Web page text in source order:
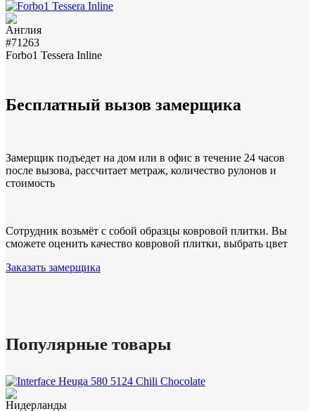
#71263
Forbo1 Tessera Inline
Бесплатный вызов замерщика
Замерщик подъедет на дом или в офис в течение 24 часов
после вызова, рассчитает метраж, количество рулонов и
стоимость
Сотрудник возьмёт с собой образцы ковровой плитки. Вы
сможете оценить качество ковровой плитки, выбрать цвет
Заказать замерщика
Популярные товары